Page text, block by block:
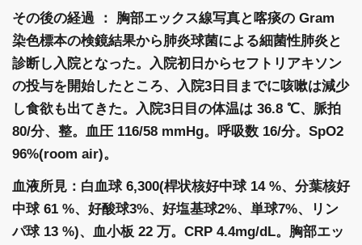
その後の経過 ： 胸部エックス線写真と喀痰の Gram
染色標本の検鏡結果から肺炎球菌による細菌性肺炎と
診断し入院となった。入院初日からセフトリアキソン
の投与を開始したところ、入院3日目までに咳嗽は減少
し食欲も出てきた。入院3日目の体温は 36.8 ℃、脈拍
80/分、整。血圧 116/58 mmHg。呼吸数 16/分。SpO2
96%(room air)。
血液所見：白血球 6,300(桿状核好中球 14 %、分葉核好
中球 61 %、好酸球3%、好塩基球2%、単球7%、リン
パ球 13 %)、血小板 22 万。CRP 4.4mg/dL。胸部エッ